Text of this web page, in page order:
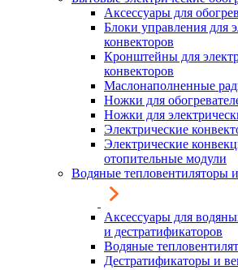
Аксессуары для
Блоки управления для
конвекторов
Кронштейны для
конвекторов
Маслонаполненные
Ножки для
Ножки для
Электрические
Электрические
отопительные модули
Водяные тепловентиляторы
Аксессуары для
и дестратификаторов
Водяные
Дестратификаторы и